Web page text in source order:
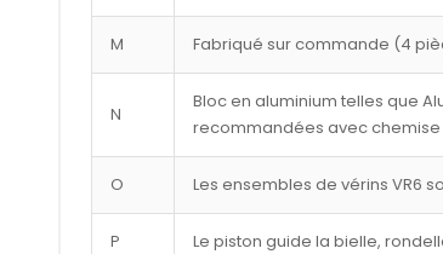
M Fabriqué sur commande (4
N
Bloc en aluminium telles que
recommandées avec chemise
O Les ensembles de vérins VR6
P Le piston guide la bielle,